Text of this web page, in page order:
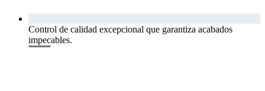
Control de calidad excepcional que garantiza acabados
impecables.